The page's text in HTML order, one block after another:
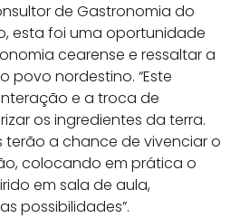
de Gastronomia do
esta foi uma oportunidade
cearense e ressaltar a
povo nordestino. “Este
e a troca de
os ingredientes da terra.
terão a chance de vivenciar o
colocando em prática o
em sala de aula,
possibilidades”.